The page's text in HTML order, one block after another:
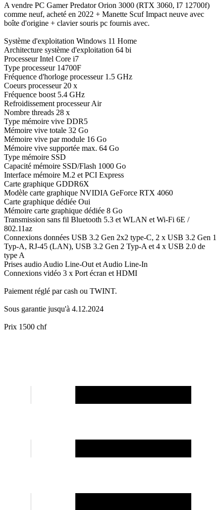
A vendre PC Gamer Predator Orion 3000 (RTX 3060, I7 12700f)
comme neuf, acheté en 2022 + Manette Scuf Impact neuve avec
boîte d'origine + clavier souris pc fournis avec.
Système d'exploitation Windows 11 Home
Architecture système d'exploitation 64 bi
Processeur Intel Core i7
Type processeur 14700F
Fréquence d'horloge processeur 1.5 GHz
Coeurs processeur 20 x
Fréquence boost 5.4 GHz
Refroidissement processeur Air
Nombre threads 28 x
Type mémoire vive DDR5
Mémoire vive totale 32 Go
Mémoire vive par module 16 Go
Mémoire vive supportée max. 64 Go
Type mémoire SSD
Capacité mémoire SSD/Flash 1000 Go
Interface mémoire M.2 et PCI Express
Carte graphique GDDR6X
Modèle carte graphique NVIDIA GeForce RTX 4060
Carte graphique dédiée Oui
Mémoire carte graphique dédiée 8 Go
Transmission sans fil Bluetooth 5.3 et WLAN et Wi-Fi 6E /
802.11az
Connexions données USB 3.2 Gen 2x2 type-C, 2 x USB 3.2 Gen 1
Typ-A, RJ-45 (LAN), USB 3.2 Gen 2 Typ-A et 4 x USB 2.0 de
type A
Prises audio Audio Line-Out et Audio Line-In
Connexions vidéo 3 x Port écran et HDMI
Paiement réglé par cash ou TWINT.
Sous garantie jusqu'à 4.12.2024
Prix 1500 chf